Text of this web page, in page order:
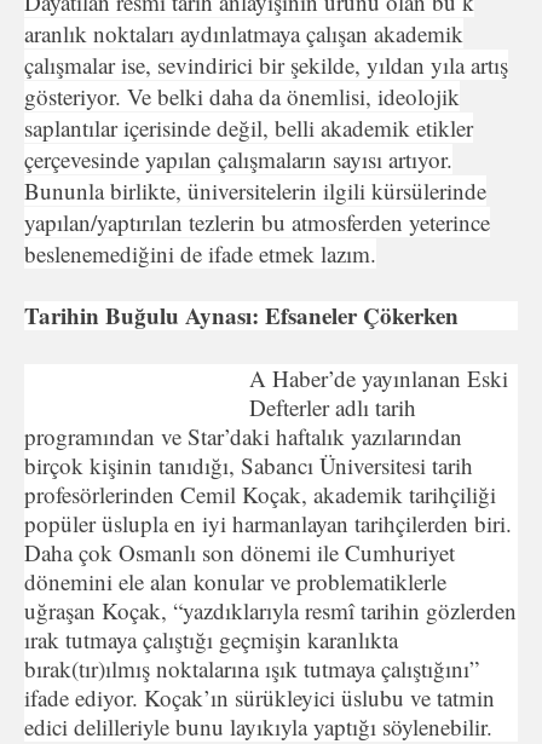
aranlık noktaları aydınlatmaya çalışan akademik
çalışmalar ise, sevindirici bir şekilde, yıldan yıla artış
gösteriyor. Ve belki daha da önemlisi, ideolojik
saplantılar içerisinde değil, belli akademik etikler
çerçevesinde yapılan çalışmaların sayısı artıyor.
Bununla birlikte, üniversitelerin ilgili kürsülerinde
yapılan/yaptırılan tezlerin bu atmosferden yeterince
beslenemediğini de ifade etmek lazım.
Tarihin Buğulu Aynası: Efsaneler Çökerken
A Haber’de yayınlanan Eski
Defterler adlı tarih
programından ve Star’daki haftalık yazılarından
birçok kişinin tanıdığı, Sabancı Üniversitesi tarih
profesörlerinden Cemil Koçak, akademik tarihçiliği
popüler üslupla en iyi harmanlayan tarihçilerden biri.
Daha çok Osmanlı son dönemi ile Cumhuriyet
dönemini ele alan konular ve problematiklerle
uğraşan Koçak, “yazdıklarıyla resmî tarihin gözlerden
ırak tutmaya çalıştığı geçmişin karanlıkta
bırak(tır)ılmış noktalarına ışık tutmaya çalıştığını”
ifade ediyor. Koçak’ın sürükleyici üslubu ve tatmin
edici delilleriyle bunu layıkıyla yaptığı söylenebilir.